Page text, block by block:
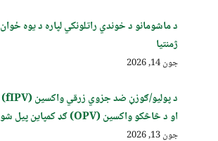
د ماشومانو د خوندي راتلونکي لپاره د یوه ځوان
ژمنتیا
جون 14, 2026
د پولیو/ګوزڼ ضد جزوي زرقي واکسین (fIPV)
او د څاڅکو واکسین (OPV) ګډ کمپاین پيل شو
جون 13, 2026